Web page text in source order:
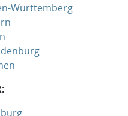
Württemberg